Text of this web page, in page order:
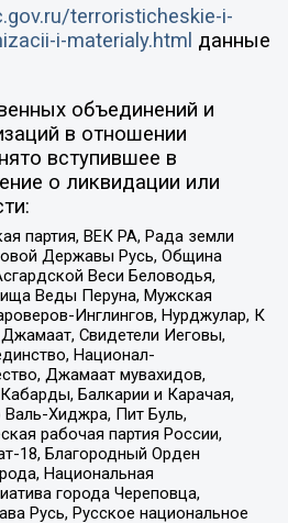
terroristicheskie-i-
i-materialy.html данные
объединений и
в отношении
вступившее в
о ликвидации или
партия, ВЕК РА, Рада земли
Державы Русь, Община
Веси Беловодья,
Веды Перуна, Мужская
Инглингов, Нурджулар, К
Свидетели Иеговы,
Национал-
Джамаат мувахидов,
Балкарии и Карачая,
Хиджра, Пит Буль,
рабочая партия России,
18, Благородный Орден
Национальная
города Череповца,
Русь, Русское национальное